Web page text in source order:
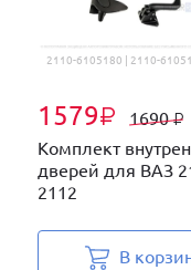
2110-6105180 | 2110-
1579₽ 1690₽
Комплект
дверей для ВАЗ
2112
В